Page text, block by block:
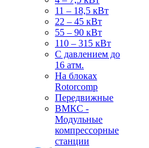
11 – 18,5 кВт
22 – 45 кВт
55 – 90 кВт
110 – 315 кВт
С давлением до
16 атм.
На блоках
Rotorcomp
Передвижные
ВМКС -
Модульные
компрессорные
станции